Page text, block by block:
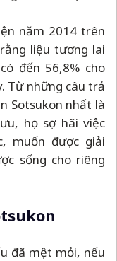
năm 2014 trên
liệu tương lai
đến 56,8% cho
Từ những câu trả
Sotsukon nhất là
họ sợ hãi việc
muốn được giải
sống cho riêng
đã mệt mỏi, nếu